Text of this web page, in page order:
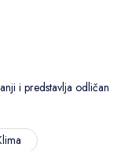
i predstavlja odličan